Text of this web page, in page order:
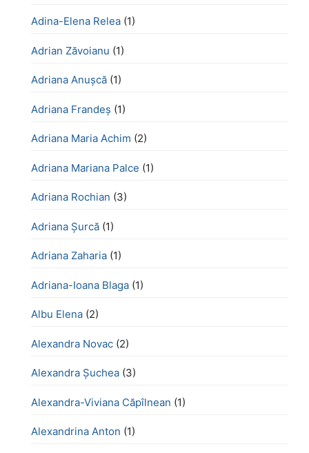
Adina-Elena Relea (1)
Adrian Zăvoianu (1)
Adriana Anușcă (1)
Adriana Frandeș (1)
Adriana Maria Achim (2)
Adriana Mariana Palce (1)
Adriana Rochian (3)
Adriana Șurcă (1)
Adriana Zaharia (1)
Adriana-Ioana Blaga (1)
Albu Elena (2)
Alexandra Novac (2)
Alexandra Șuchea (3)
Alexandra-Viviana Căpîlnean (1)
Alexandrina Anton (1)